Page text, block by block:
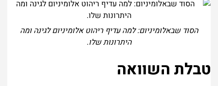
הסוד שבאלומיניום: למה עדיף ריהוט אלומיניום לגינה ומה
היתרונות שלו.
טבלת השוואה